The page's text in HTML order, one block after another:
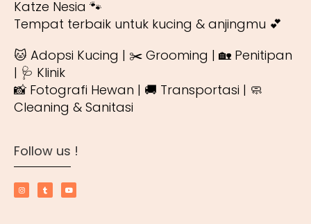
Katze Nesia 🐾
Tempat terbaik untuk kucing & anjingmu 💕
🐱 Adopsi Kucing | ✂️ Grooming | 🏡 Penitipan
| 🩺 Klinik
📸 Fotografi Hewan | 🚚 Transportasi | 🧼
Cleaning & Sanitasi
Follow us !